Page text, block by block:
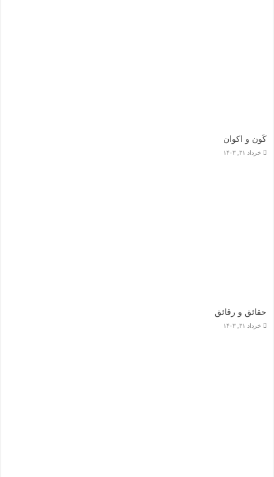
کَون و اکوان
خرداد ۳۱, ۱۴۰۳
حقائق و رقائق
خرداد ۳۱, ۱۴۰۳